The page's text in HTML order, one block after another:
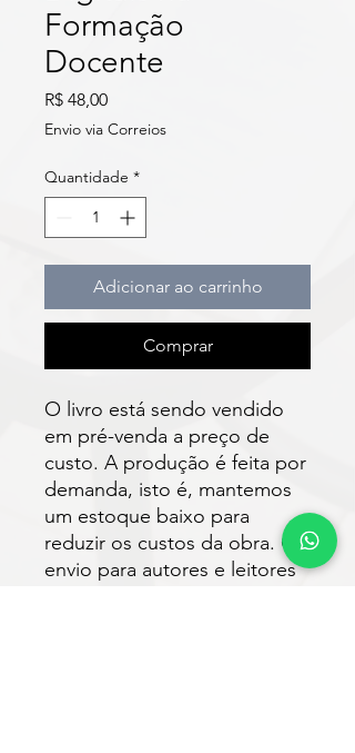
Formação
Docente
R$ 48,00Preço
Envio via Correios
Quantidade *
Adicionar ao carrinho
Comprar
O livro está sendo vendido
em pré-venda a preço de
custo. A produção é feita por
demanda, isto é, mantemos
um estoque baixo para
reduzir os custos da obra. O
envio para autores e leitores